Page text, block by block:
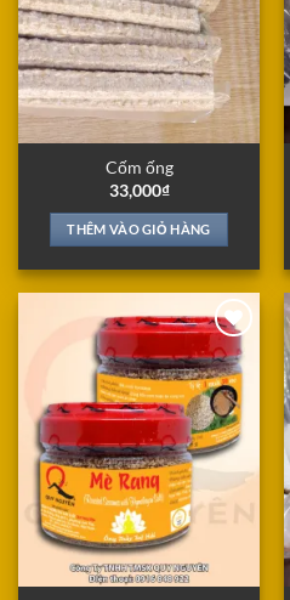
Cốm ống
33,000₫
THÊM VÀO GIỎ HÀNG
Add to
Wishlist